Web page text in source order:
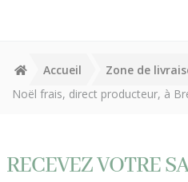
Accueil Zone de
Noël frais, direct producteur, à
RECEVEZ VOTRE